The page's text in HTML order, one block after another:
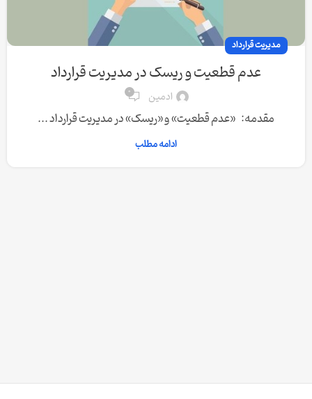
مدیریت قرارداد
عدم قطعیت و ریسک در مدیریت قرارداد
ادمین 0
مقدمه: «عدم قطعیت» و «ریسک» در مدیریت قرارداد ...
ادامه مطلب